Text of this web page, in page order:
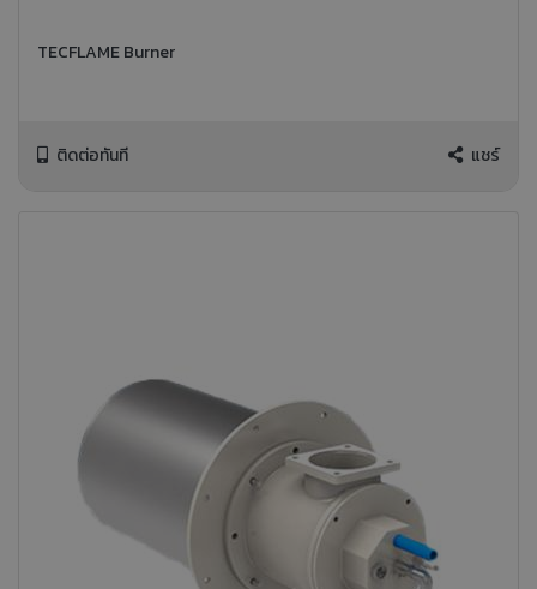
TECFLAME Burner
ติดต่อทันที แชร์